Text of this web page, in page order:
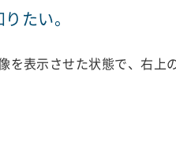
たい。
を表示させた状態で、右